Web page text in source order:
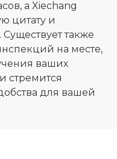
а Xiechang
цитату и
также
на месте,
ваших
стремится
для вашей